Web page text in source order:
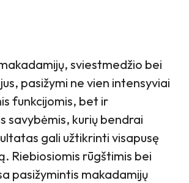
sviestmedžio bei
pasižymi ne vien intensyviai
funkcijomis, bet ir
savybėmis, kurių bendrai
gali užtikrinti visapusę
Riebiosiomis rūgštimis bei
pasižymintis makadamijų